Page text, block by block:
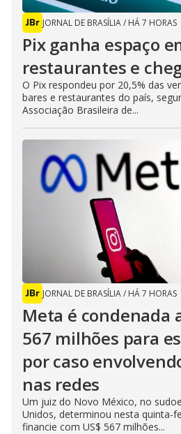
JORNAL DE BRASÍLIA/ HÁ 7 HORAS
Pix ganha espaço
restaurantes e
O Pix respondeu por 20,5% das
bares e restaurantes do país,
Associação Brasileira de...
JORNAL DE BRASÍLIA/ HÁ 7 HORAS
Meta é condenada
567 milhões para
por caso
nas redes
Um juiz do Novo México, no
Unidos, determinou nesta quinta-
financie com US$ 567 milhões...